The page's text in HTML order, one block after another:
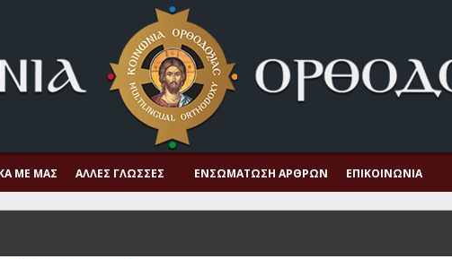
ΜΕ ΜΑΣ ΆΛΛΕΣ ΓΛΏΣΣΕΣ ΕΝΣΩΜΆΤΩΣΗ ΆΡΘΡΩΝ ΕΠΙΚΟΙΝΩΝΊΑ